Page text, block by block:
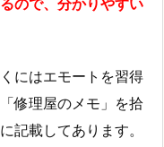
ので、分かりやすい
にはエモートを習得
修理屋のメモ」を拾
記載してあります。